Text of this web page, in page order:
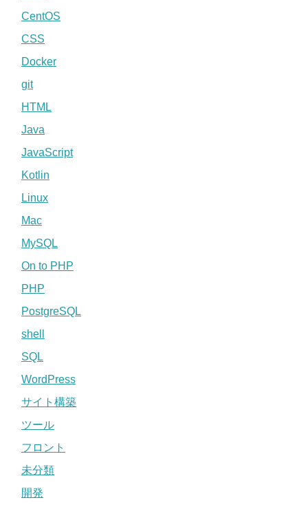
CentOS
CSS
Docker
git
HTML
Java
JavaScript
Kotlin
Linux
Mac
MySQL
On to PHP
PHP
PostgreSQL
shell
SQL
WordPress
サイト構築
ツール
フロント
未分類
開発